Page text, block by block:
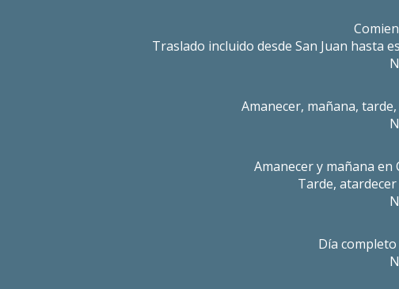
Traslado incluido desde San Juan hasta
Amanecer, mañana,
Amanecer y mañana en
Tarde,
Día